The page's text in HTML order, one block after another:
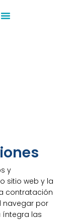
y
sitio web y la
contratación
navegar por
íntegra las